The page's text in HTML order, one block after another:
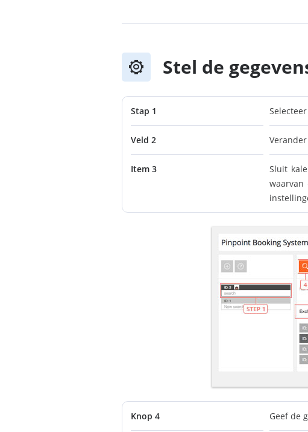
Stel de
Stap 1
Veld 2
Item 3
Sluit
waarvan
Knop 4 Geef de